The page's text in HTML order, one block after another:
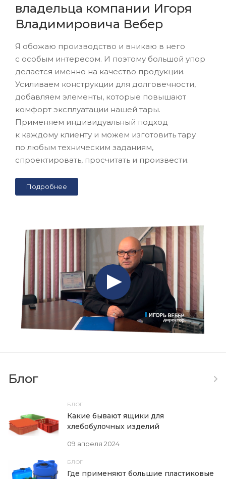
владельца компании Игоря
Владимировича Вебер
Я обожаю производство и вникаю в него
с особым интересом. И поэтому большой упор
делается именно на качество продукции.
Усиливаем конструкции для долговечности,
добавляем элементы, которые повышают
комфорт эксплуатации нашей тары.
Применяем индивидуальный подход
к каждому клиенту и можем изготовить тару
по любым техническим заданиям,
спроектировать, просчитать и произвести.
Подробнее
Блог
БЛОГ
09 апреля 2024
Какие бывают ящики для
хлебобулочных изделий
БЛОГ
Где применяют большие пластиковые